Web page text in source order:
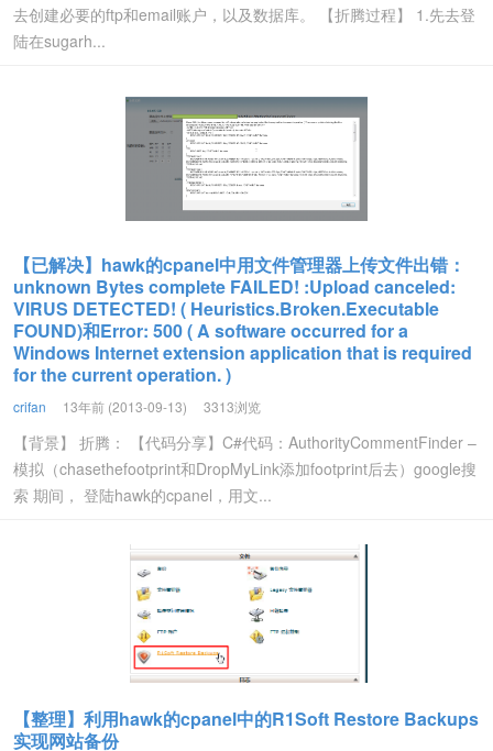
去创建必要的ftp和email账户，以及数据库。 【折腾过程】 1.先去登
陆在sugarh...
【已解决】hawk的cpanel中用文件管理器上传文件出错：
unknown Bytes complete FAILED! :Upload canceled:
VIRUS DETECTED! ( Heuristics.Broken.Executable
FOUND)和Error: 500 ( A software occurred for a
Windows Internet extension application that is required
for the current operation. )
crifan 13年前 (2013-09-13) 3313浏览
【背景】 折腾： 【代码分享】C#代码：AuthorityCommentFinder –
模拟（chasethefootprint和DropMyLink添加footprint后去）google搜
索 期间， 登陆hawk的cpanel，用文...
【整理】利用hawk的cpanel中的R1Soft Restore Backups
实现网站备份